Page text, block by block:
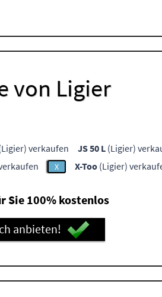
von Ligier
verkaufen JS 50 L (Ligier)
X X-Too (Ligier)
Sie 100% kostenlos
anbieten!